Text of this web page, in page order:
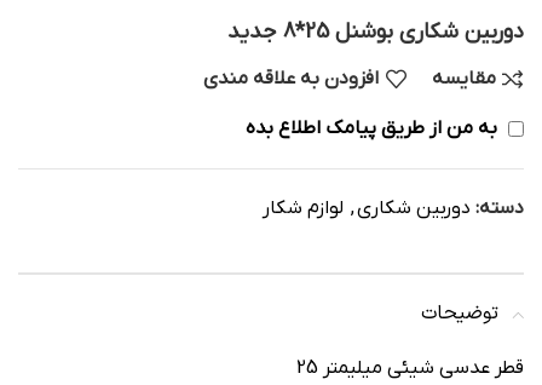
دوربین شکاری بوشنل 25*8 جدید
مقایسه افزودن به علاقه مندی
به من از طریق پیامک اطلاع بده
دسته: دوربین شکاری, لوازم شکار
توضیحات
قطر عدسي شيئي ميليمتر 25